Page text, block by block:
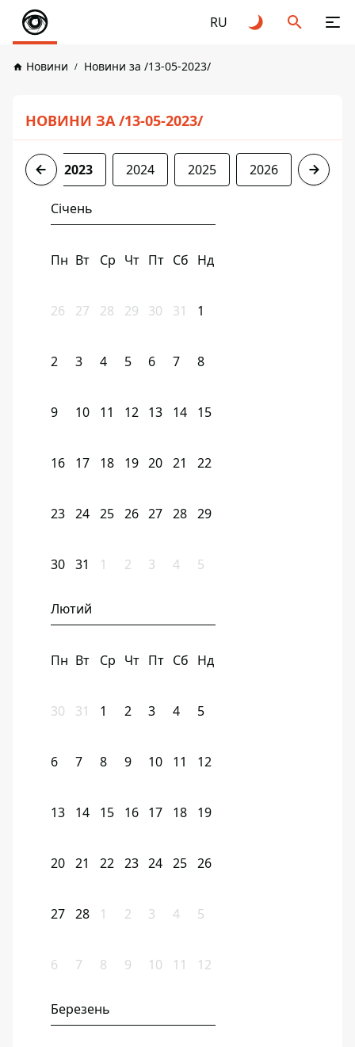
RU
Новини Новини за /13-05-2023/
НОВИНИ ЗА /13-05-2023/
2022 2023 2024 2025 2026
Січень
Пн Вт Ср Чт Пт Сб Нд
26 27 28 29 30 31 1
2 3 4 5 6 7 8
9 10 11 12 13 14 15
16 17 18 19 20 21 22
23 24 25 26 27 28 29
30 31 1 2 3 4 5
Лютий
Пн Вт Ср Чт Пт Сб Нд
30 31 1 2 3 4 5
6 7 8 9 10 11 12
13 14 15 16 17 18 19
20 21 22 23 24 25 26
27 28 1 2 3 4 5
6 7 8 9 10 11 12
Березень